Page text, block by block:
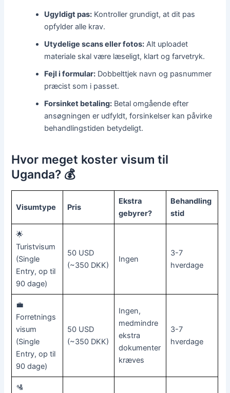
Ugyldigt pas: Kontroller grundigt, at dit pas
opfylder alle krav.
Utydelige scans eller fotos: Alt uploadet
materiale skal være læseligt, klart og farvetryk.
Fejl i formular: Dobbelttjek navn og pasnummer
præcist som i passet.
Forsinket betaling: Betal omgående efter
ansøgningen er udfyldt, forsinkelser kan påvirke
behandlingstiden betydeligt.
Hvor meget koster visum til
Uganda? 💰
Visumtype Pris
Ekstra
gebyrer?
Behandling
stid
🌟
Turistvisum
(Single
Entry, op til
90 dage)
50 USD
(~350 DKK)
Ingen
3-7
hverdage
💼
Forretnings
visum
(Single
Entry, op til
90 dage)
50 USD
(~350 DKK)
Ingen,
medmindre
ekstra
dokumenter
kræves
3-7
hverdage
🛂